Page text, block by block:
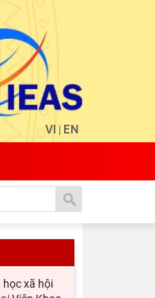
VI | EN
Thỏa thuận hợp tác giữa Viện
học xã hội